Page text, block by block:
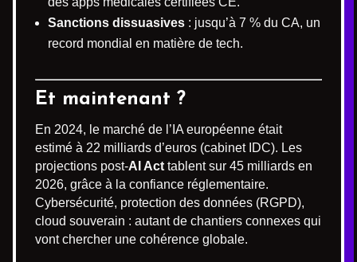
Sanctions dissuasives : jusqu’à 7 % du CA, un
record mondial en matière de tech.
Et maintenant ?
En 2024, le marché de l’IA européenne était
estimé à 22 milliards d’euros (cabinet IDC). Les
projections post-AI Act tablent sur 45 milliards en
2026, grâce à la confiance réglementaire.
Cybersécurité, protection des données (RGPD),
cloud souverain : autant de chantiers connexes qui
vont chercher une cohérence globale.